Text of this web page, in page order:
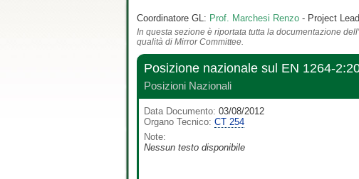
Coordinatore GL: Prof. Marchesi Renzo- Project
In questa sezione è riportata tutta la documentazione
qualità di Mirror Committee.
Posizione nazionale sul EN 1264-
Posizioni Nazionali
Data Documento: 03/08/2012
Organo Tecnico: CT 254
Note:
Nessun testo disponibile